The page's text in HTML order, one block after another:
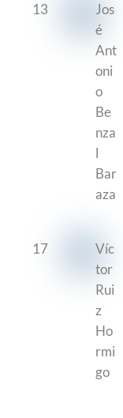
13
Jos
é
Ant
oni
o
Be
nza
l
Bar
aza
17
Víc
tor
Rui
z
Ho
rmi
go